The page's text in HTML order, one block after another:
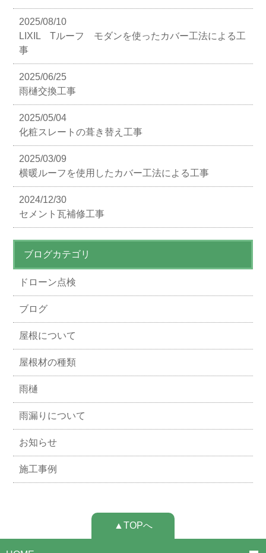
2025/08/10
LIXIL Tルーフ モダンを使ったカバー工法による工
事
2025/06/25
雨樋交換工事
2025/05/04
化粧スレートの葺き替え工事
2025/03/09
横暖ルーフを使用したカバー工法による工事
2024/12/30
セメント瓦補修工事
ブログカテゴリ
ドローン点検
ブログ
屋根について
屋根材の種類
雨樋
雨漏りについて
お知らせ
施工事例
▲TOPへ